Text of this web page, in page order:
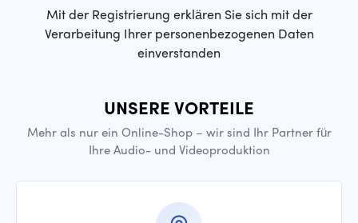
Mit der Registrierung erklären Sie sich mit der
Verarbeitung Ihrer personenbezogenen Daten
einverstanden
UNSERE VORTEILE
Mehr als nur ein Online-Shop – wir sind Ihr Partner für
Ihre Audio- und Videoproduktion